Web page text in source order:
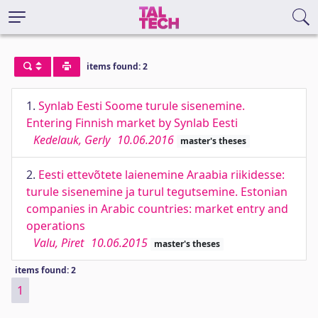
items found: 2
1. Synlab Eesti Soome turule sisenemine.
Entering Finnish market by Synlab Eesti
Kedelauk, Gerly 10.06.2016 master's theses
2. Eesti ettevõtete laienemine Araabia riikidesse:
turule sisenemine ja turul tegutsemine. Estonian
companies in Arabic countries: market entry and
operations
Valu, Piret 10.06.2015 master's theses
items found: 2
1